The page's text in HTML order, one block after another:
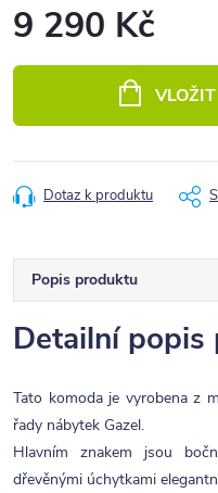
9 290 Kč
Dotaz k produktu
Popis produktu
Detailní popis
Tato komoda je vyrobena z
řady nábytek Gazel.
Hlavním znakem jsou
dřevěnými úchytkami